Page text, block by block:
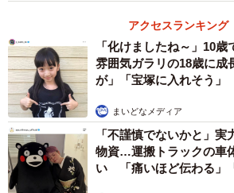
アクセスランキング
「化けましたね～」10
雰囲気ガラリの18歳に
が」「宝塚に入れそう」
まいどなメディア
「不謹慎でないかと」
物資…運搬トラックの車
い 「痛いほど伝わる」